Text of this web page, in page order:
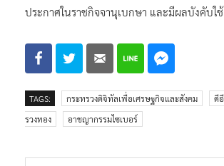
ประกาศในราชกิจจานุเบกษา และมีผลบังคับใ
TAGS: กระทรวงดิจิทัลเพื่อเศรษฐกิจและสังคม ดีอี
รวงทอง
อาชญากรรมไซเบอร์